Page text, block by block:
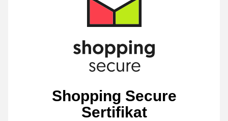
Shopping Secure
Sertifikat